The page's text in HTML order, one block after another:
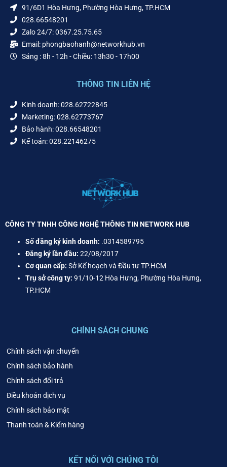
91/6D1 Hòa Hưng, Phường Hòa Hưng, TP.HCM
028.66548201
Zalo 24/7: 0367.25.75.65
Email: phongbaohanh@networkhub.vn
Sáng : 8h - 12h - Chiều: 13h30 - 17h00
THÔNG TIN LIÊN HỆ
Kinh doanh: 028.62722845
Marketing: 028.62773767
Bảo hành: 028.66548201
Kế toán: 028.22146275
CÔNG TY TNHH CÔNG NGHỆ THÔNG TIN NETWORK HUB
Số đăng ký kinh doanh: .0314589795
Đăng ký lần đầu: 22/08/2017
Cơ quan cấp: Sở Kế hoạch và Đầu tư TP.HCM
Trụ sở công ty: 91/10-12 Hòa Hưng, Phường Hòa Hưng,
TP.HCM
CHÍNH SÁCH CHUNG
Chính sách vận chuyển
Chính sách bảo hành
Chính sách đổi trả
Điều khoản dịch vụ
Chính sách bảo mật
Thanh toán & Kiểm hàng
KẾT NỐI VỚI CHÚNG TÔI